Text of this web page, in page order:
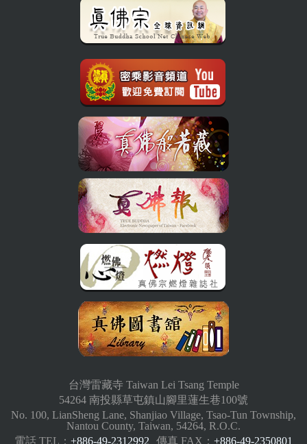
台灣雷藏寺 Taiwan Lei Tsang Temple
54264 南投縣草屯鎮山腳里蓮生巷100號
No. 100, LianSheng Lane, Shanjiao Village, Tsao-Tun Township,
Nantou County, Taiwan, 54264, R.O.C.
電話 TEL： +886-49-2312992 傳真 FAX： +886-49-2350801